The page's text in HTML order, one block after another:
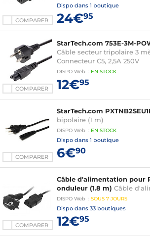
COMPARER
Dispo dans 1 boutique
24€95
COMPARER
StarTech.com 753E-3M-
Câble secteur tripolaire 3
Connecteur C5, 2,5A 250V
DISPO Web : EN STOCK
12€95
COMPARER
StarTech.com
bipolaire (1 m)
DISPO Web : EN STOCK
Dispo dans 1 boutique
6€90
COMPARER
Câble d'alimentation pour
onduleur (1.8 m) Câble
DISPO Web : SOUS 7 JOURS
Dispo dans 33 boutiques
12€95